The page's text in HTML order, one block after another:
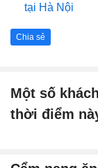
tại Hà Nội
Chia sẻ
Một số
thời điểm